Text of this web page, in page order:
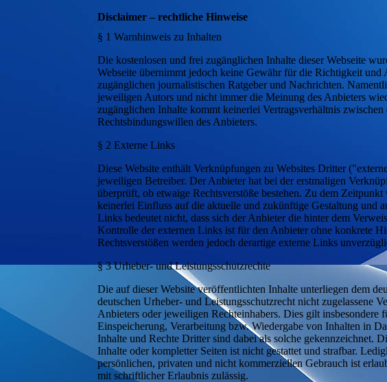
Disclaimer – rechtliche Hinweise
§ 1 Warnhinweis zu Inhalten
Die kostenlosen und frei zugänglichen Inhalte dieser Webseite
Webseite übernimmt jedoch keine Gewähr für die Richtigkeit und
zugänglichen journalistischen Ratgeber und Nachrichten.
jeweiligen Autors und nicht immer die Meinung des Anbieters
zugänglichen Inhalte kommt keinerlei Vertragsverhältnis
Rechtsbindungswillen des Anbieters.
§ 2 Externe Links
Diese Website enthält Verknüpfungen zu Websites Dritter
jeweiligen Betreiber. Der Anbieter hat bei der erstmaligen
überprüft, ob etwaige Rechtsverstöße bestehen. Zu dem
keinerlei Einfluss auf die aktuelle und zukünftige Gestaltung und
Links bedeutet nicht, dass sich der Anbieter die hinter dem
Kontrolle der externen Links ist für den Anbieter ohne konkrete
Rechtsverstößen werden jedoch derartige externe Links
§ 3 Urheber- und Leistungsschutzrechte
Die auf dieser Website veröffentlichten Inhalte unterliegen dem
deutschen Urheber- und Leistungsschutzrecht nicht zugelassene
Anbieters oder jeweiligen Rechteinhabers. Dies gilt
Einspeicherung, Verarbeitung bzw. Wiedergabe von Inhalten in
Inhalte und Rechte Dritter sind dabei als solche gekennzeichnet.
Inhalte oder kompletter Seiten ist nicht gestattet und strafbar.
persönlichen, privaten und nicht kommerziellen Gebrauch ist
mit schriftlicher Erlaubnis zulässig.